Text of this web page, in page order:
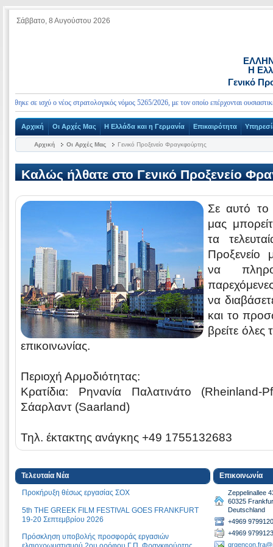
Σάββατο, 8 Αυγούστου 2026
Η
Γενικό
σε ισχύ ο νέος στρατολογικός νόμος 5265/2026, με τον οποίο επέρχονται ουσιαστικές
Αρχική Οι Αρχές Μας Η Ελλάδα και η Γερμανία Επικαιρότητα
Αρχική Οι Αρχές Μας Γενικό Προξενείο Φραγκφούρτης
Καλώς ήλθατε στο Γενικό Προξενείο
Σε αυτό το
μας
τα
Προξενείο
να
να
και το
βρείτε όλες
επικοινωνίας.
Περιοχή Αρμοδιότητας:
Κρατίδια: Ρηνανία Παλατινάτο
Σάαρλαντ (Saarland)
Τηλ. έκτακτης ανάγκης +49 1755132683
Τελευταία Νέα
Προκήρυξη θέσως εργασίας ΣΟΧ
5th THE GREEK FILM FESTIVAL GOES FRANKFURT
19-20 Σεπτεμβρίου 2026
Πρόσκληση υποβολής προσφοράς εργασιών
Επικοινωνία
Zeppelinallee
60325
Deutschland
+4969
+4969